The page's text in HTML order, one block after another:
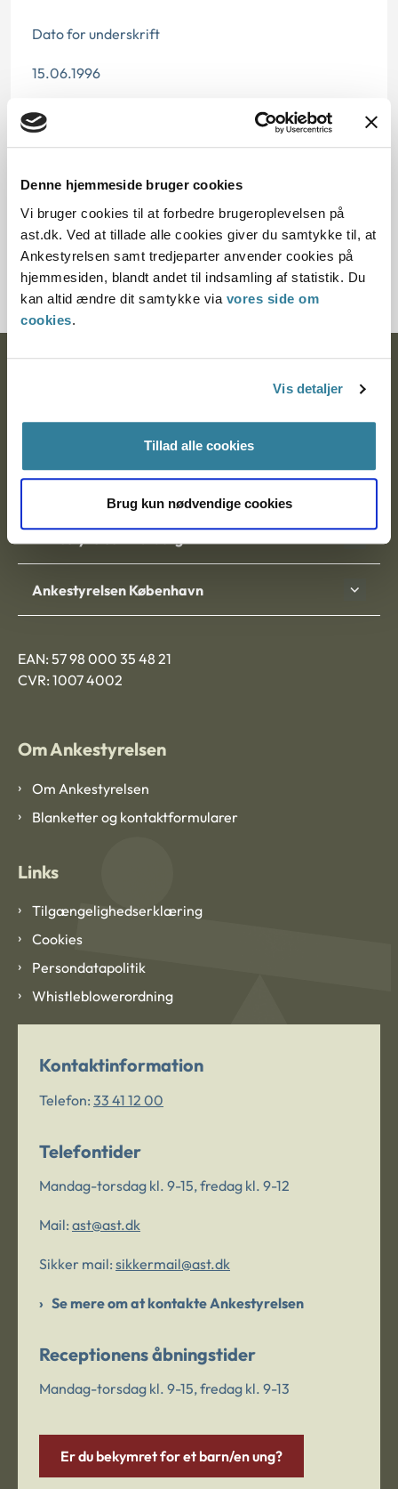
Denne hjemmeside bruger cookies
Vi bruger cookies til at forbedre brugeroplevelsen på
ast.dk. Ved at tillade alle cookies giver du samtykke til, at
Ankestyrelsen samt tredjeparter anvender cookies på
hjemmesiden, blandt andet til indsamling af statistik. Du
kan altid ændre dit samtykke via vores side om
cookies.
Vis detaljer
Tillad alle cookies
Brug kun nødvendige cookies
Dato for underskrift
15.06.1996
Offentliggørelsesdato
12.07.2013
Paragraf
§ 48 § 46 § 48
Journalnummer J.nr.: 21786-94
9000 Aalborg
Ankestyrelsen København
EAN: 57 98 000 35 48 21
CVR: 1007 4002
Om Ankestyrelsen
Om Ankestyrelsen
Blanketter og kontaktformularer
Links
Tilgængelighedserklæring
Cookies
Persondatapolitik
Whistleblowerordning
Kontaktinformation
Telefon: 33 41 12 00
Telefontider
Mandag-torsdag kl. 9-15, fredag kl. 9-12
Mail: ast@ast.dk
Sikker mail: sikkermail@ast.dk
Se mere om at kontakte Ankestyrelsen
Receptionens åbningstider
Mandag-torsdag kl. 9-15, fredag kl. 9-13
Er du bekymret for et barn/en ung?